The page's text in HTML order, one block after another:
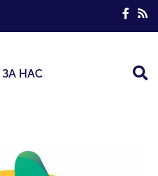
ЗА НАС